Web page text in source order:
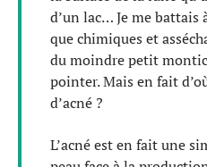
d’un lac… Je me battais
que chimiques et
du moindre petit
pointer. Mais en fait
d’acné ?
L’acné est en fait une